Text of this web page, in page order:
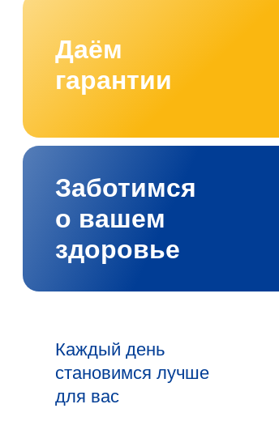
Даём
гарантии
Заботимся
о вашем
здоровье
Каждый день
становимся лучше
для вас